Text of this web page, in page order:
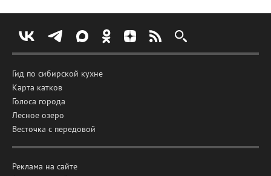
Гид по сибирской кухне
Карта катков
Голоса города
Лесное озеро
Весточка с передовой
Реклама на сайте